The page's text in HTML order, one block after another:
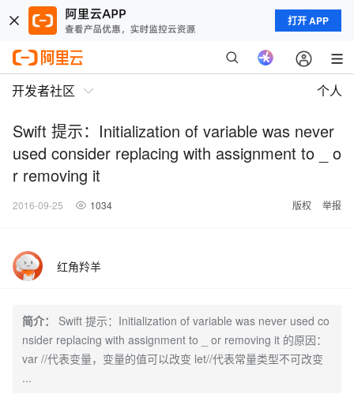
打开 APP
开发者社区 个人
Swift 提示：Initialization of variable was never
used consider replacing with assignment to _ o
r removing it
2016-09-25 1034 版权 举报
红角羚羊
简介：
Swift 提示：Initialization of variable was never used co
nsider replacing with assignment to _ or removing it 的原因：
var //代表变量，变量的值可以改变 let//代表常量类型不可改变
...